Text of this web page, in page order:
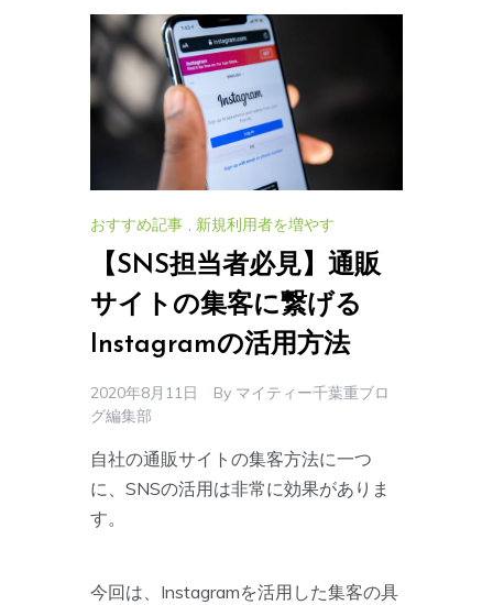
おすすめ記事 , 新規利用者を増やす
【SNS担当者必見】通販
サイトの集客に繋げる
Instagramの活用方法
2020年8月11日 By マイティー千葉重ブロ
グ編集部
自社の通販サイトの集客方法に一つ
に、SNSの活用は非常に効果がありま
す。
今回は、Instagramを活用した集客の具